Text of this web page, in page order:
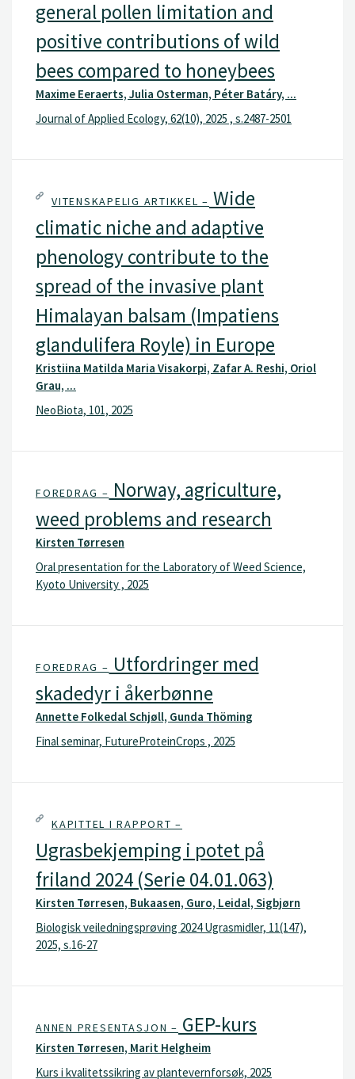
general pollen limitation and
positive contributions of wild
bees compared to honeybees
Maxime Eeraerts, Julia Osterman, Péter Batáry, ...
Journal of Applied Ecology, 62(10), 2025 , s.2487-2501
VITENSKAPELIG ARTIKKEL – Wide
climatic niche and adaptive
phenology contribute to the
spread of the invasive plant
Himalayan balsam (Impatiens
glandulifera Royle) in Europe
Kristiina Matilda Maria Visakorpi, Zafar A. Reshi, Oriol
Grau, ...
NeoBiota, 101, 2025
FOREDRAG – Norway, agriculture,
weed problems and research
Kirsten Tørresen
Oral presentation for the Laboratory of Weed Science,
Kyoto University , 2025
FOREDRAG – Utfordringer med
skadedyr i åkerbønne
Annette Folkedal Schjøll, Gunda Thöming
Final seminar, FutureProteinCrops , 2025
KAPITTEL I RAPPORT –
Ugrasbekjemping i potet på
friland 2024 (Serie 04.01.063)
Kirsten Tørresen, Bukaasen, Guro, Leidal, Sigbjørn
Biologisk veiledningsprøving 2024 Ugrasmidler, 11(147),
2025, s.16-27
ANNEN PRESENTASJON – GEP-kurs
Kirsten Tørresen, Marit Helgheim
Kurs i kvalitetssikring av plantevernforsøk, 2025